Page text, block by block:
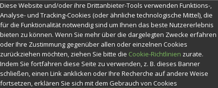
Diese Website und/oder ihre Drittanbieter-Tools verwenden Funktions-,
Analyse- und Tracking-Cookies (oder ähnliche technologische Mittel), die
für die Funktionalität notwendig sind um Ihnen das beste Nutzererlebnis
bieten zu können. Wenn Sie mehr über die dargelegten Zwecke erfahren
oder Ihre Zustimmung gegenüber allen oder einzelnen Cookies
zurückziehen möchten, ziehen Sie bitte die Cookie-Richtlinien zurate.
Indem Sie fortfahren diese Seite zu verwenden, z. B. dieses Banner
schließen, einen Link anklicken oder Ihre Recherche auf andere Weise
fortsetzen, erklären Sie sich mit dem Gebrauch von Cookies